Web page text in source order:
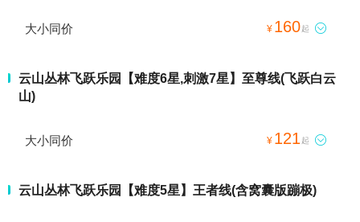
大小同价 ¥ 160起 
云山丛林飞跃乐园【难度6星,刺激7星】至尊线(飞跃白云
山)
大小同价 ¥ 121 起 
云山丛林飞跃乐园【难度5星】王者线(含窝囊版蹦极)